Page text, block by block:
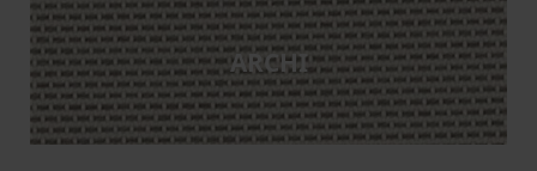
ARCHI